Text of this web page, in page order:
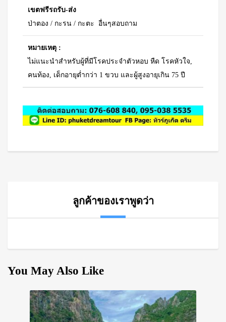
เขตฟรีรถรับ-ส่ง
ป่าตอง / กะรน / กะตะ อื่นๆสอบถาม
หมายเหตุ :
ไม่แนะนำสำหรับผู้ที่มีโรคประจำตัวหอบ หืด โรคหัวใจ,
คนท้อง, เด็กอายุต่ำกว่า 1 ขวบ และผู้สูงอายุเกิน 75 ปี
ลูกค้าของเราพูดว่า
You May Also Like